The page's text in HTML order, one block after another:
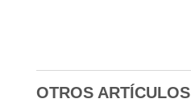
OTROS ARTÍCULOS